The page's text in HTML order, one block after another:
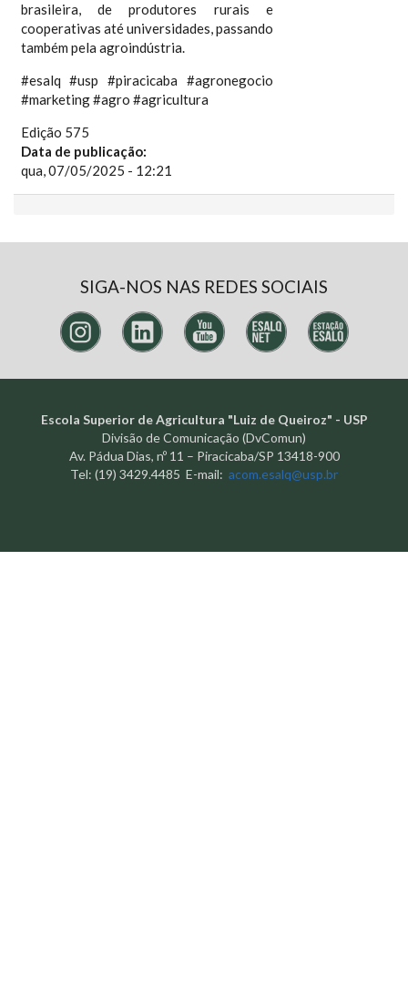
brasileira, de produtores rurais e
cooperativas até universidades, passando
também pela agroindústria.
#esalq #usp #piracicaba #agronegocio
#marketing #agro #agricultura
Edição 575
Data de publicação:
qua, 07/05/2025 - 12:21
SIGA-NOS NAS REDES SOCIAIS
Escola Superior de Agricultura "Luiz de Queiroz" - USP
Divisão de Comunicação (DvComun)
Av. Pádua Dias, nº 11 – Piracicaba/SP 13418-900
Tel: (19) 3429.4485 E-mail: acom.esalq@usp.br